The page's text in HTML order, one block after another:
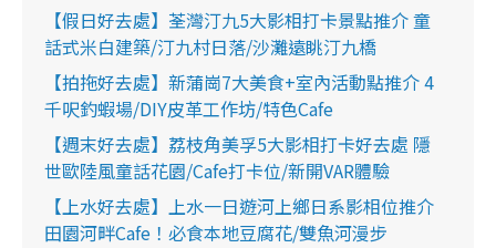
i
i
g
【假日好去處】荃灣汀九5大影相打卡景點推介 童
話式米白建築/汀九村日落/沙灘遠眺汀九橋
【拍拖好去處】新蒲崗7大美食+室內活動點推介 4
千呎釣蝦場/DIY皮革工作坊/特色Cafe
【週末好去處】荔枝角美孚5大影相打卡好去處 隱
世歐陸風童話花園/Cafe打卡位/新開VAR體驗
【上水好去處】上水一日遊河上鄉日系影相位推介
田園河畔Cafe！必食本地豆腐花/雙魚河漫步